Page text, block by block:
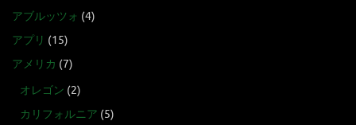
アブルッツォ (4)
アプリ (15)
アメリカ (7)
オレゴン (2)
カリフォルニア (5)